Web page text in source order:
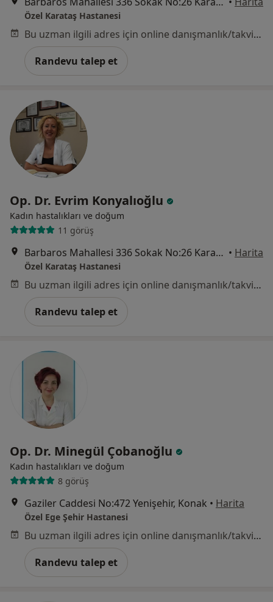
Özel Karataş Hastanesi
Bu uzman ilgili adres için online danışmanlık/takvim sunmuyor.
Randevu talep et
Op. Dr. Evrim Konyalıoğlu
Kadın hastalıkları ve doğum
11 görüş
Barbaros Mahallesi 336 Sokak No:26 Karataş, Konak • Harita
Özel Karataş Hastanesi
Bu uzman ilgili adres için online danışmanlık/takvim sunmuyor.
Randevu talep et
Op. Dr. Minegül Çobanoğlu
Kadın hastalıkları ve doğum
8 görüş
Gaziler Caddesi No:472 Yenişehir, Konak • Harita
Özel Ege Şehir Hastanesi
Bu uzman ilgili adres için online danışmanlık/takvim sunmuyor.
Randevu talep et